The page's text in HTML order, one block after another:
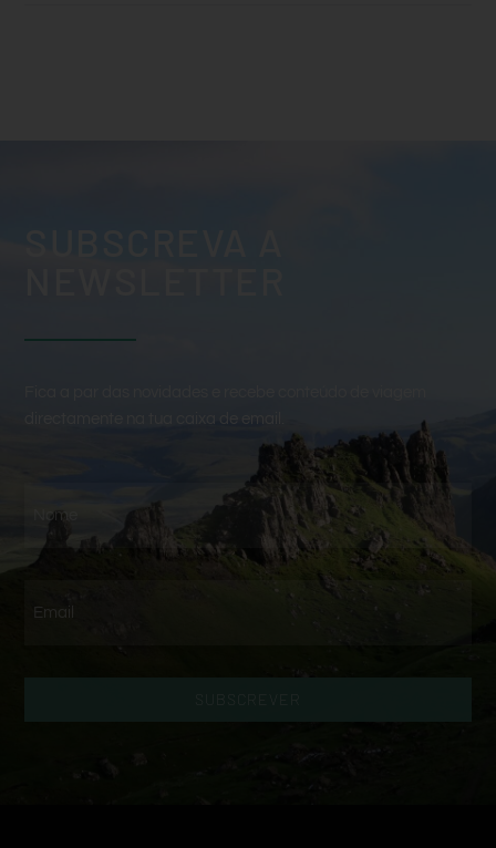
directamente na tua caixa de email.
SUBSCREVER